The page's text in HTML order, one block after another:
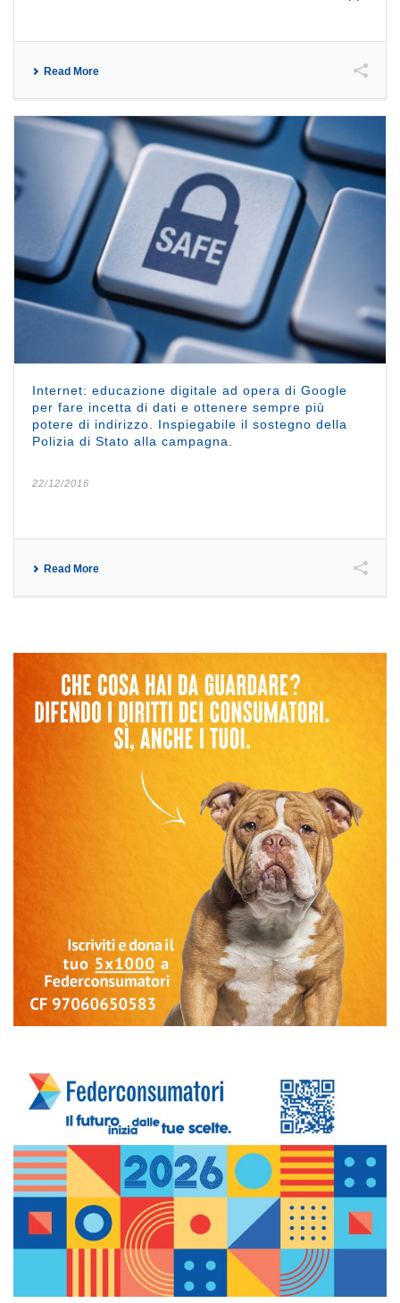
Read More
Internet: educazione digitale ad opera di Google
per fare incetta di dati e ottenere sempre più
potere di indirizzo. Inspiegabile il sostegno della
Polizia di Stato alla campagna.
22/12/2016
Read More